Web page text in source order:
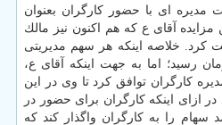
مدیره ای با حضور كارگران بعنوان
آقای ع كه هم اكنون نیز مالك
خلاصه اینكه هر سهم مدیریتی
تومان به حدود ۲۰۰ تومان رسید؛ اما به جهت اینكه آقای ع،
كارگران توافق كرد تا وی در این
ازای اینكه كارگران برای حضور در
انصراف دهند ۱۰ درصد سهام را به كارگران واگذار كند كه